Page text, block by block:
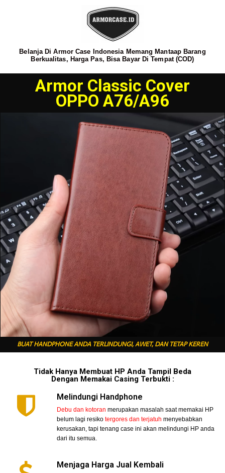
Belanja Di Armor Case Indonesia Memang Mantaap Barang
Berkualitas, Harga Pas, Bisa Bayar Di Tempat (COD)
Armor Classic Cover
OPPO A76/A96
BUAT HANDPHONE ANDA TERLINDUNGI, AWET, DAN TETAP KEREN
Tidak Hanya Membuat HP Anda Tampil Beda
Dengan Memakai Casing Terbukti :
Melindungi Handphone
Debu dan kotoran merupakan masalah saat memakai HP
belum lagi resiko tergores dan terjatuh menyebabkan
kerusakan, tapi tenang case ini akan melindungi HP anda
dari itu semua.
Menjaga Harga Jual Kembali